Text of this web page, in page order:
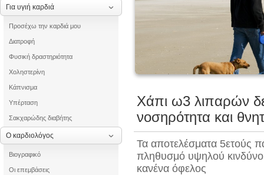
Για υγιή καρδιά
Προσέχω την καρδιά μου
Διατροφή
Φυσική δραστηριότητα
Χοληστερίνη
Κάπνισμα
Υπέρταση
Σακχαρώδης διαβήτης
Ο καρδιολόγος
Βιογραφικό
Οι επεμβάσεις
Τα οφέλη
Μυοκαρδίτιδα
Χάπι ω3 λιπαρών
νοσηρότητα και
Τα αποτελέσματα 5ετούς
πληθυσμό υψηλού
κανένα όφελος